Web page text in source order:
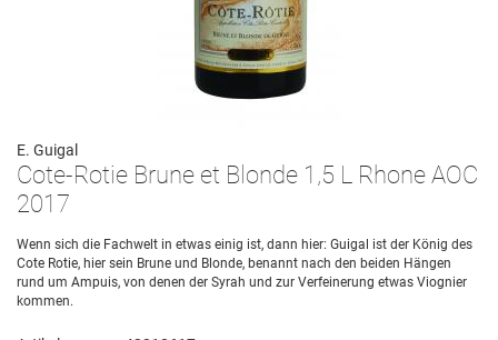
E. Guigal
Cote-Rotie Brune et Blonde 1,5 L Rhone AOC
2017
Wenn sich die Fachwelt in etwas einig ist, dann hier: Guigal ist der König des
Cote Rotie, hier sein Brune und Blonde, benannt nach den beiden Hängen
rund um Ampuis, von denen der Syrah und zur Verfeinerung etwas Viognier
kommen.